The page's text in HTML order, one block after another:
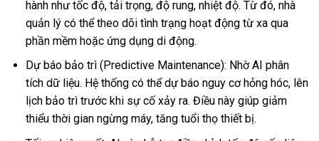
hành như tốc độ, tải trọng, độ rung, nhiệt độ. Từ đó, nhà
quản lý có thể theo dõi tình trạng hoạt động từ xa qua
phần mềm hoặc ứng dụng di động.
Dự báo bảo trì (Predictive Maintenance): Nhờ AI phân
tích dữ liệu. Hệ thống có thể dự báo nguy cơ hỏng hóc, lên
lịch bảo trì trước khi sự cố xảy ra. Điều này giúp giảm
thiểu thời gian ngừng máy, tăng tuổi thọ thiết bị.